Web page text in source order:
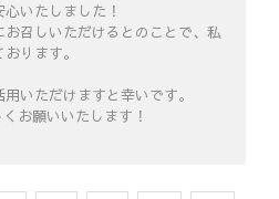
いたしました！
召しいただけるとのことで、私
ります。
いただけますと幸いです。
お願いいたします！